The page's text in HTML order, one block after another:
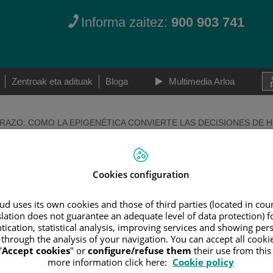
Informa zaitez: 900 903 741
Ugalkortasunaren zainketa
Obozito eta enbrioien bitrifikazioa
MACS (Magnetic Activated Cell Sorting)
(EADG) Ezarpenaren Aurreko Diagnostiko
Time-lapse Sistema
Zentroak eta adituak Bloga Multimedia Arloa
COMO LA EPIGENÉTICA CONVIERTE LAS DECISIONES DE
COMO LA
DE
Cookies configuration
uses its own cookies and those of third parties (located in
does not guarantee an adequate level of data protection)
statistical analysis, improving services and showing
the analysis of your navigation. You can accept all
Accept cookies" or configure/refuse them their use from this
more information click here: Cookie policy